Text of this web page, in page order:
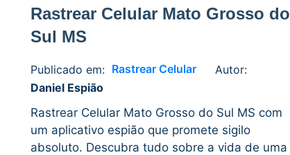
Rastrear Celular Mato Grosso do
Sul MS
Publicado em: Rastrear Celular
Autor:
Daniel Espião
Daniel
No
Rastrear Celular Mato Grosso do Sul MS com
um aplicativo espião que promete sigilo
absoluto. Descubra tudo sobre a vida de uma